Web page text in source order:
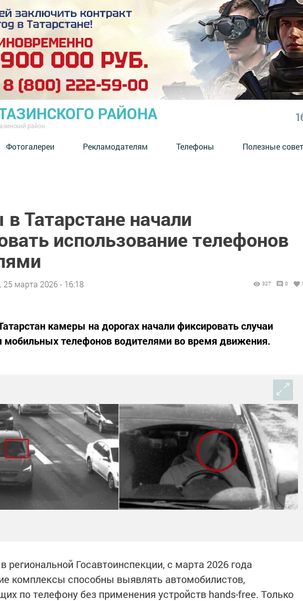
РАЙОНА
район
Фотогалереи Рекламодателям Телефоны Полезные
Татарстане начали
использование телефонов
25 марта 2026 - 16:18 327 0
камеры на дорогах начали фиксировать случаи
мобильных телефонов водителями во время движения.
региональной Госавтоинспекции, с марта 2026 года
комплексы способны выявлять автомобилистов,
по телефону без применения устройств hands-free. Только